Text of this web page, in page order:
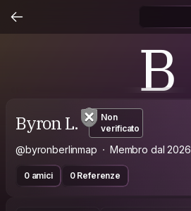
B
Byron L.
Non
verificato
@byronberlinmap Membro dal 2026
0 amici 0 Referenze